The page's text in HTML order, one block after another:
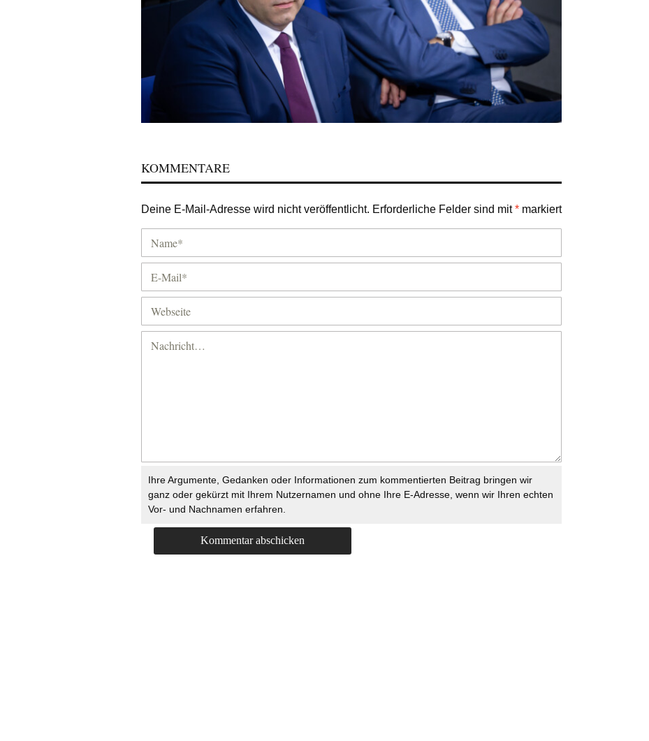
KOMMENTARE
Deine E-Mail-Adresse wird nicht veröffentlicht. Erforderliche Felder sind mit* markiert
Ihre Argumente, Gedanken oder Informationen zum kommentierten Beitrag bringen wir
ganz oder gekürzt mit Ihrem Nutzernamen und ohne Ihre E-Adresse, wenn wir Ihren echten
Vor- und Nachnamen erfahren.